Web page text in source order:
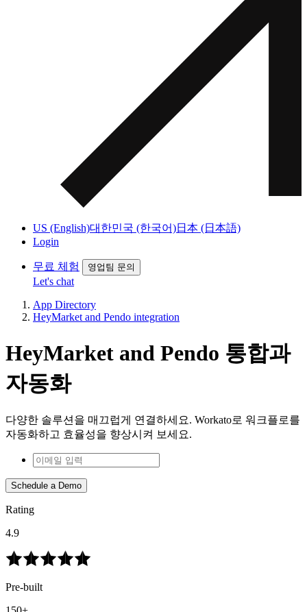
US (English)대한민국 (한국어)日本 (日本語)
Login
무료 체험 영업팀 문의
Let's chat
App Directory
HeyMarket and Pendo integration
HeyMarket and Pendo 통합과
자동화
다양한 솔루션을 매끄럽게 연결하세요. Workato로 워크플로를
자동화하고 효율성을 향상시켜 보세요.
Schedule a Demo
Rating
4.9
Pre-built